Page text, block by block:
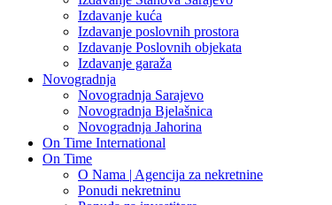
Izdavanje kuća
Izdavanje poslovnih prostora
Izdavanje Poslovnih objekata
Izdavanje garaža
Novogradnja
Novogradnja Sarajevo
Novogradnja Bjelašnica
Novogradnja Jahorina
On Time International
On Time
O Nama | Agencija za nekretnine
Ponudi nekretninu